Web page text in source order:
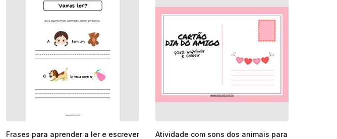
Frases para aprender a ler e escrever
Atividade com sons dos animais para